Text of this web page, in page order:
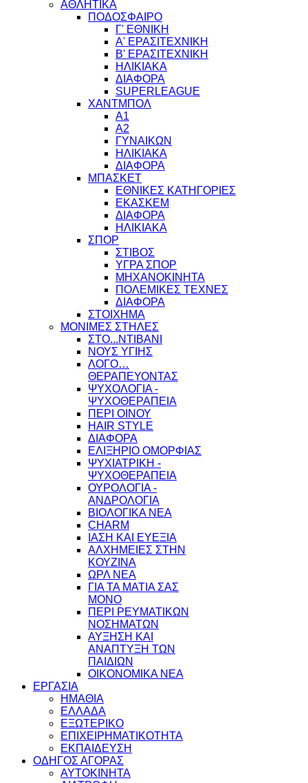
ΑΘΛΗΤΙΚΑ
ΠΟΔΟΣΦΑΙΡΟ
Γ' ΕΘΝΙΚΗ
Α' ΕΡΑΣΙΤΕΧΝΙΚΗ
Β' ΕΡΑΣΙΤΕΧΝΙΚΗ
ΗΛΙΚΙΑΚΑ
ΔΙΑΦΟΡΑ
SUPERLEAGUE
ΧΑΝΤΜΠΟΛ
Α1
Α2
ΓΥΝΑΙΚΩΝ
ΗΛΙΚΙΑΚΑ
ΔΙΑΦΟΡΑ
ΜΠΑΣΚΕΤ
ΕΘΝΙΚΕΣ ΚΑΤΗΓΟΡΙΕΣ
ΕΚΑΣΚΕΜ
ΔΙΑΦΟΡΑ
ΗΛΙΚΙΑΚΑ
ΣΠΟΡ
ΣΤΙΒΟΣ
ΥΓΡΑ ΣΠΟΡ
ΜΗΧΑΝΟΚΙΝΗΤΑ
ΠΟΛΕΜΙΚΕΣ ΤΕΧΝΕΣ
ΔΙΑΦΟΡΑ
ΣΤΟΙΧΗΜΑ
ΜΟΝΙΜΕΣ ΣΤΗΛΕΣ
ΣΤΟ...ΝΤΙΒΑΝΙ
ΝΟΥΣ ΥΓΙΗΣ
ΛΟΓΟ…
ΘΕΡΑΠΕΥΟΝΤΑΣ
ΨΥΧΟΛΟΓΙΑ -
ΨΥΧΟΘΕΡΑΠΕΙΑ
ΠΕΡΙ ΟΙΝΟΥ
HAIR STYLE
ΔΙΑΦΟΡΑ
ΕΛΙΞΗΡΙΟ ΟΜΟΡΦΙΑΣ
ΨΥΧΙΑΤΡΙΚΗ -
ΨΥΧΟΘΕΡΑΠΕΙΑ
ΟΥΡΟΛΟΓΙΑ -
ΑΝΔΡΟΛΟΓΙΑ
ΒΙΟΛΟΓΙΚΑ ΝΕΑ
CHARM
ΙΑΣΗ ΚΑΙ ΕΥΕΞΙΑ
ΑΛΧΗΜΕΙΕΣ ΣΤΗΝ
ΚΟΥΖΙΝΑ
ΩΡΛ ΝEA
ΓΙΑ ΤΑ ΜΑΤΙΑ ΣΑΣ
ΜΟΝΟ
ΠΕΡΙ ΡΕΥΜΑΤΙΚΩΝ
ΝΟΣΗΜΑΤΩΝ
ΑΥΞΗΣΗ ΚΑΙ
ΑΝΑΠΤΥΞΗ ΤΩΝ
ΠΑΙΔΙΩΝ
ΟΙΚΟΝΟΜΙΚΑ ΝΕΑ
ΕΡΓΑΣΙΑ
ΗΜΑΘΙΑ
ΕΛΛΑΔΑ
ΕΞΩΤΕΡΙΚΟ
ΕΠΙΧΕΙΡΗΜΑΤΙΚΟΤΗΤΑ
ΕΚΠΑΙΔΕΥΣΗ
ΟΔΗΓΟΣ ΑΓΟΡΑΣ
ΑΥΤΟΚΙΝΗΤΑ